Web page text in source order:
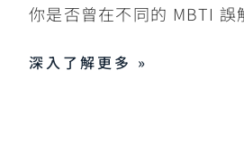
你是否曾在不同的 MBTI 誤
深入了解更多 »